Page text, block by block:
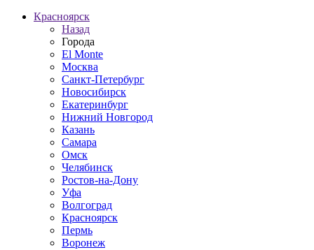
Красноярск
Назад
Города
El Monte
Москва
Санкт-Петербург
Новосибирск
Екатеринбург
Нижний Новгород
Казань
Самара
Омск
Челябинск
Ростов-на-Дону
Уфа
Волгоград
Красноярск
Пермь
Воронеж